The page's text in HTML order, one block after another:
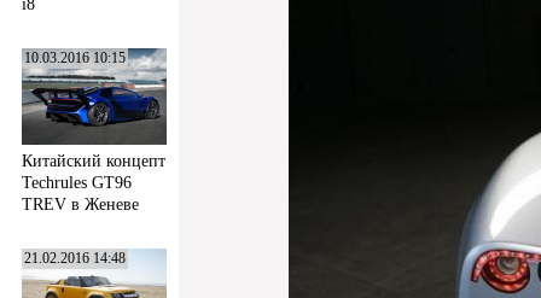
i8
10.03.2016 10:15
Китайский концепт
Techrules GT96
TREV в Женеве
21.02.2016 14:48